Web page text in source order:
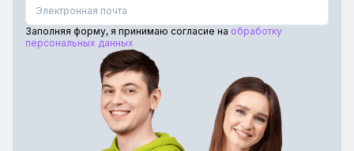
Заполняя форму, я принимаю согласие на обработку
персональных данных